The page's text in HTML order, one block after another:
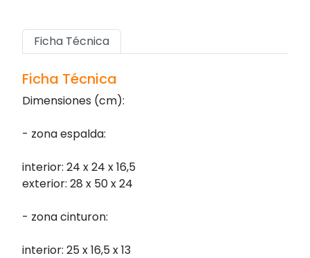
Ficha Técnica
Ficha Técnica
Dimensiones (cm):
- zona espalda:
interior: 24 x 24 x 16,5
exterior: 28 x 50 x 24
- zona cinturon:
interior: 25 x 16,5 x 13